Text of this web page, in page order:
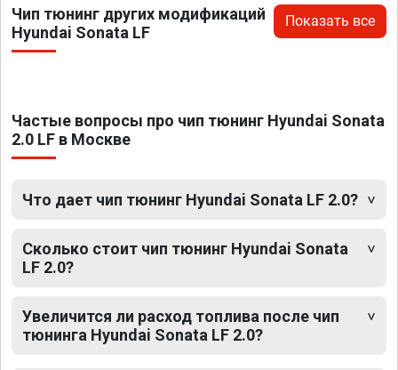
Чип тюнинг других модификаций
Hyundai Sonata LF
Показать все
Частые вопросы про чип тюнинг Hyundai Sonata
2.0 LF в Москве
Что дает чип тюнинг Hyundai Sonata LF 2.0?
Сколько стоит чип тюнинг Hyundai Sonata
LF 2.0?
Увеличится ли расход топлива после чип
тюнинга Hyundai Sonata LF 2.0?